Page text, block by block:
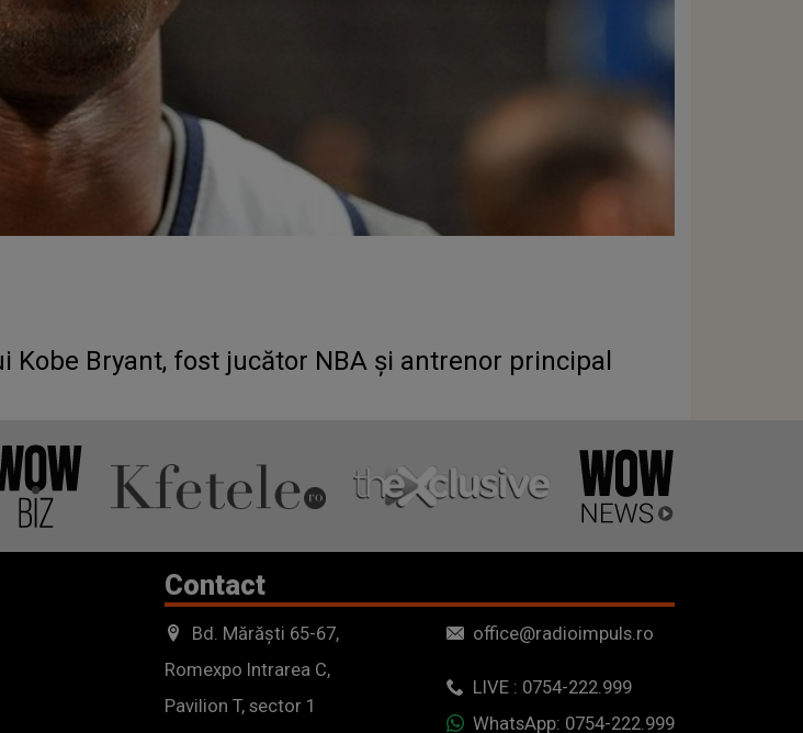
Bryant, fost jucător NBA și antrenor principal
Contact
Bd. Mărăști 65-67,
Romexpo Intrarea C,
Pavilion T, sector 1
office@radioimpuls.ro
LIVE : 0754-222.999
WhatsApp: 0754-222.999